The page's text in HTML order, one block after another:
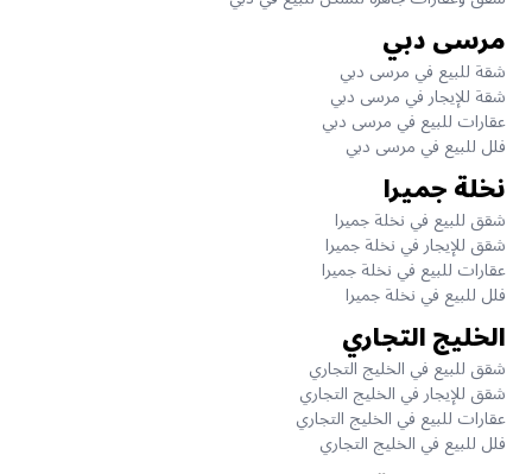
مرسى دبي
شقة للبيع في مرسى دبي
شقة للإيجار في مرسى دبي
عقارات للبيع في مرسى دبي
فلل للبيع في مرسى دبي
نخلة جميرا
شقق للبيع في نخلة جميرا
شقق للإيجار في نخلة جميرا
عقارات للبيع في نخلة جميرا
فلل للبيع في نخلة جميرا
الخليج التجاري
شقق للبيع في الخليج التجاري
شقق للإيجار في الخليج التجاري
عقارات للبيع في الخليج التجاري
فلل للبيع في الخليج التجاري